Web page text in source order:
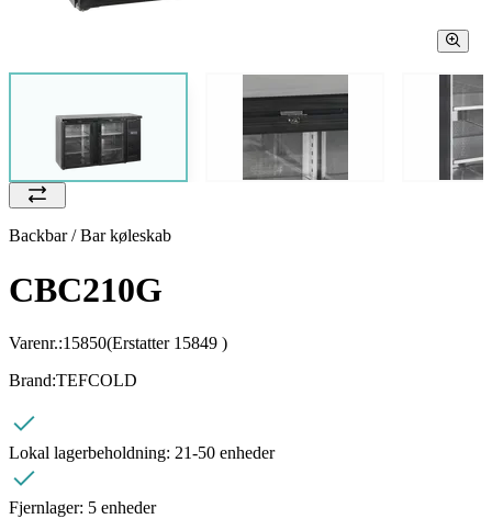
Backbar / Bar køleskab
CBC210G
Varenr.:15850(Erstatter 15849 )
Brand:TEFCOLD
Lokal lagerbeholdning: 21-50 enheder
Fjernlager: 5 enheder